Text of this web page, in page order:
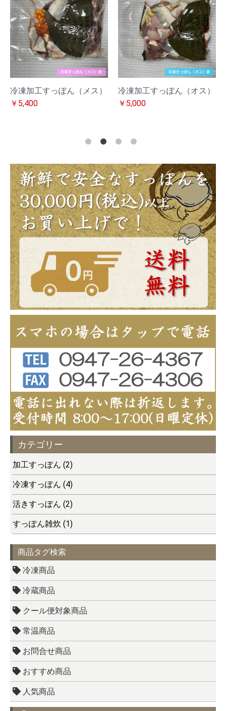
カテゴリー
加工すっぽん (2)
冷凍すっぽん (4)
活きすっぽん (2)
すっぽん雑炊 (1)
商品タグ検索
冷凍商品
冷蔵商品
クール便対象商品
常温商品
お問合せ商品
おすすめ商品
人気商品
冷凍加工すっぽん（メス）
￥5,400
冷凍加工すっぽん（オス）
￥5,000